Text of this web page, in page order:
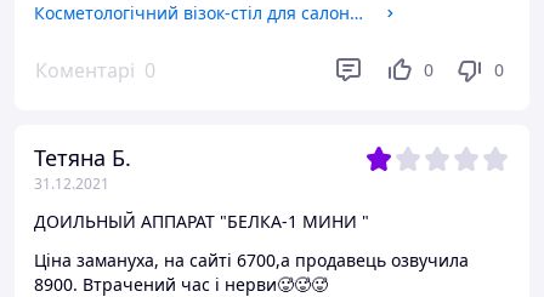
Косметологічний візок-стіл для салонів краси ТК-2 Міні
Коментарі 0 0 0
Тетяна Б.
31.12.2021
ДОИЛЬНЫЙ АППАРАТ "БЕЛКА-1 МИНИ "
Ціна замануха, на сайті 6700,а продавець озвучила
8900. Втрачений час і нерви🥵🥵🥵